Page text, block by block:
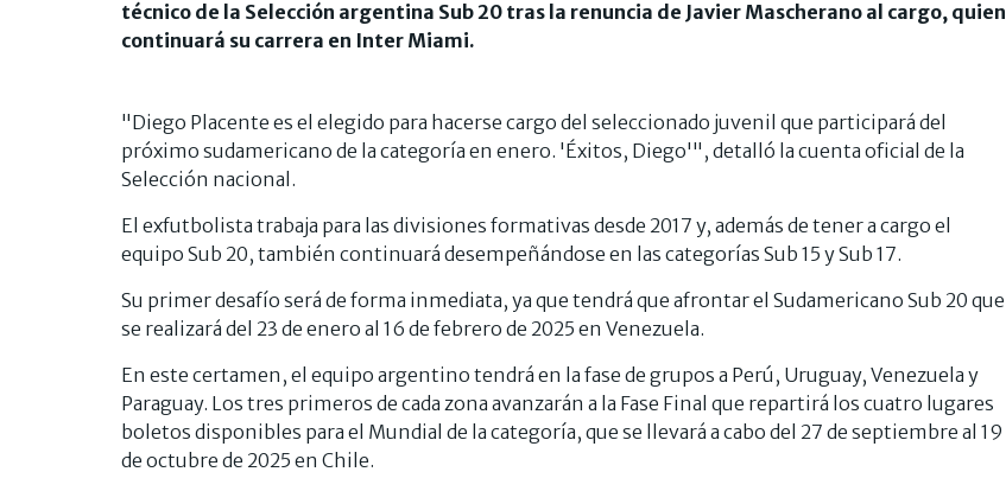
técnico de la Selección argentina Sub 20 tras la renuncia de Javier Mascherano al cargo, quien
continuará su carrera en Inter Miami.
"Diego Placente es el elegido para hacerse cargo del seleccionado juvenil que participará del
próximo sudamericano de la categoría en enero. 'Éxitos, Diego'", detalló la cuenta oficial de la
Selección nacional.
El exfutbolista trabaja para las divisiones formativas desde 2017 y, además de tener a cargo el
equipo Sub 20, también continuará desempeñándose en las categorías Sub 15 y Sub 17.
Su primer desafío será de forma inmediata, ya que tendrá que afrontar el Sudamericano Sub 20 que
se realizará del 23 de enero al 16 de febrero de 2025 en Venezuela.
En este certamen, el equipo argentino tendrá en la fase de grupos a Perú, Uruguay, Venezuela y
Paraguay. Los tres primeros de cada zona avanzarán a la Fase Final que repartirá los cuatro lugares
boletos disponibles para el Mundial de la categoría, que se llevará a cabo del 27 de septiembre al 19
de octubre de 2025 en Chile.